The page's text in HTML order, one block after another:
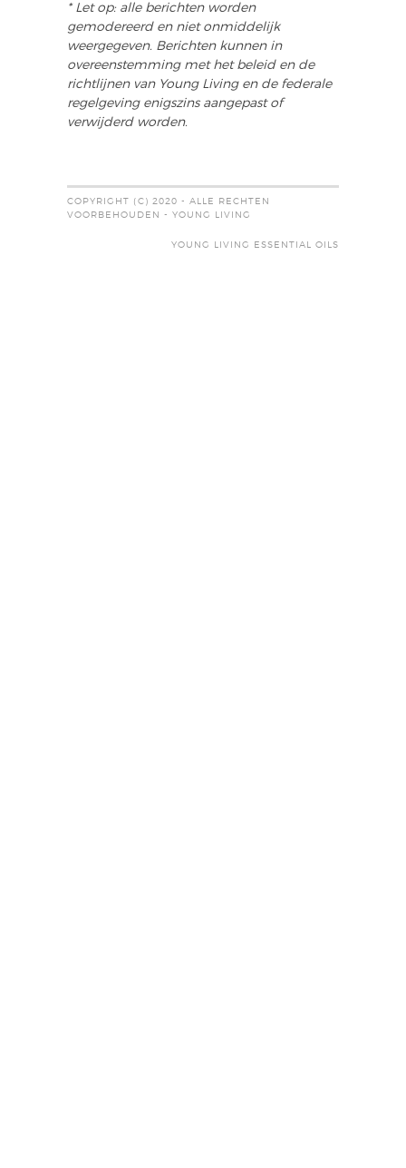
* Let op: alle berichten worden
gemodereerd en niet onmiddelijk
weergegeven. Berichten kunnen in
overeenstemming met het beleid en de
richtlijnen van Young Living en de federale
regelgeving enigszins aangepast of
verwijderd worden.
COPYRIGHT (C) 2020 - ALLE RECHTEN
VOORBEHOUDEN - YOUNG LIVING
YOUNG LIVING ESSENTIAL OILS